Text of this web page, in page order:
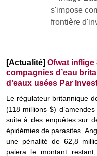
[Actualité] Ofwat inflige
compagnies d’eau
d’eaux usées Par
Le régulateur britannique
(118 millions $)
suite à des enquêtes sur
épidémies de parasites.
une pénalité de 62,8
paiera le montant